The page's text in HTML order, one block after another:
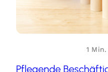
1
Pflegende